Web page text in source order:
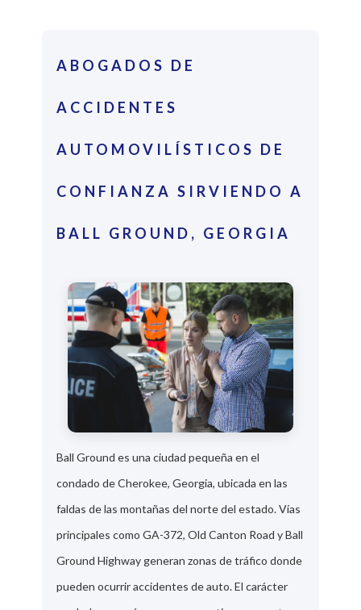
ABOGADOS DE
ACCIDENTES
AUTOMOVILÍSTICOS DE
CONFIANZA SIRVIENDO A
BALL GROUND, GEORGIA
Ball Ground es una ciudad pequeña en el
condado de Cherokee, Georgia, ubicada en las
faldas de las montañas del norte del estado. Vías
principales como GA-372, Old Canton Road y Ball
Ground Highway generan zonas de tráfico donde
pueden ocurrir accidentes de auto. El carácter